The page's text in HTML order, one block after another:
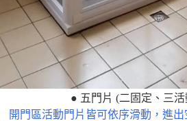
● 五門片 (二固定、三活
開門區活動門片皆可依序滑動，進